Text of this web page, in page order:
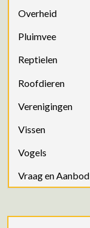
Overheid
Pluimvee
Reptielen
Roofdieren
Verenigingen
Vissen
Vogels
Vraag en Aanbod